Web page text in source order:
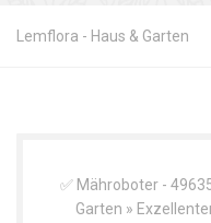
Lemflora - Haus & Garten
✅ Mähroboter -
Garten »